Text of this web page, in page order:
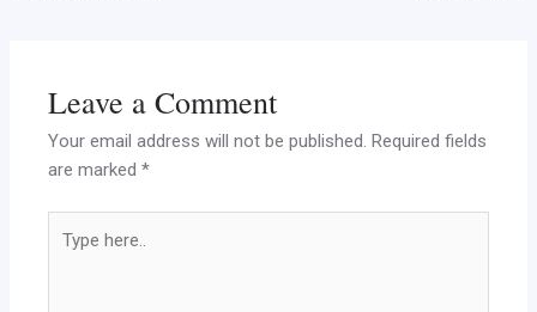
Leave a Comment
Your email address will not be published. Required fields
are marked*
here..